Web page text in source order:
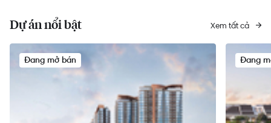
Dự án nổi bật Xem tất cả
Đang mở bán Đang